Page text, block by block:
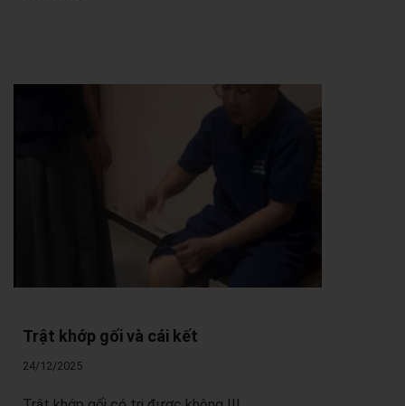
Trật khớp gối và cái kết
24/12/2025